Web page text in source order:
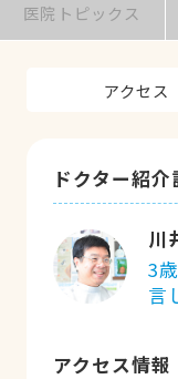
医院トピックス
アクセス
ドクター紹介
川
3
言
アクセス情報